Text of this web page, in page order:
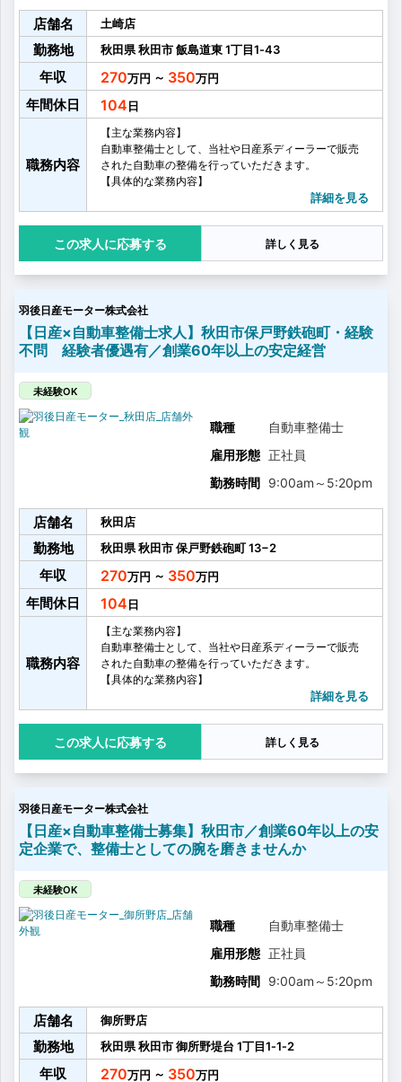
店舗名 土崎店
勤務地 秋田県秋田市飯島道東1丁目1‐43
年収 270 ～ 350
年間休日 104
職務内容
【主な業務内容】
自動車整備士として、当社や日産系ディーラーで販売
された自動車の整備を行っていただきます。
【具体的な業務内容】
・部品交換
・オプション取付
・それらにかかわる諸業務
【資格取得について】
〈資格取得目安〉
2級以上：4～5年
2級以上の資格を取得いただくと、1人での車検業務も
可能になります。
そのため、2級をお持ちでない方は、2級の取得を最初
はじめは、タイヤ交換や洗車といった作業とともに、
得を目標に、自動車整備技術を身に着けていきます。
詳細を見る
応募する 詳しく見る
羽後日産モーター株式会社
【日産×自動車整備士求人】秋田市保戸野鉄砲町・経験
不問 経験者優遇有／創業60年以上の安定経営
未経験OK
職種
自動車整備士
雇用形態 正社員
勤務時間 9:00am ～ 5:20pm
店舗名 秋田店
勤務地 秋田県秋田市保戸野鉄砲町13−2
年収 270 ～ 350
年間休日 104
職務内容
【主な業務内容】
自動車整備士として、当社や日産系ディーラーで販売
された自動車の整備を行っていただきます。
【具体的な業務内容】
・部品交換
・オプション取付
・それらにかかわる諸業務
【資格取得について】
〈資格取得目安〉
2級以上：4～5年
2級以上の資格を取得いただくと、1人での車検業務も
可能になります。
そのため、2級をお持ちでない方は、2級の取得を最初
はじめは、タイヤ交換や洗車といった作業とともに、
得を目標に、自動車整備技術を身に着けていきます。
詳細を見る
応募する 詳しく見る
羽後日産モーター株式会社
【日産×自動車整備士募集】秋田市／創業60年以上の安
定企業で、整備士としての腕を磨きませんか
未経験OK
職種
自動車整備士
雇用形態 正社員
勤務時間 9:00am ～ 5:20pm
店舗名 御所野店
勤務地 秋田県秋田市御所野堤台 1丁目1‐1‐2
年収 270 ～ 350